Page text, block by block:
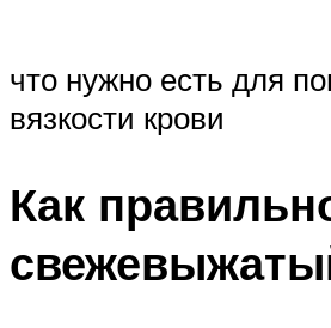
что нужно есть для
вязкости крови
Как